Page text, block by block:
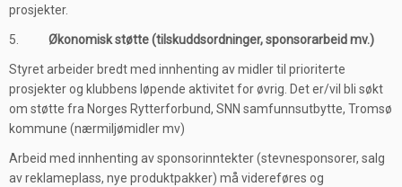
prosjekter.
5. Økonomisk støtte (tilskuddsordninger, sponsorarbeid mv.)
Styret arbeider bredt med innhenting av midler til prioriterte
prosjekter og klubbens løpende aktivitet for øvrig. Det er/vil bli søkt
om støtte fra Norges Rytterforbund, SNN samfunnsutbytte, Tromsø
kommune (nærmiljømidler mv)
Arbeid med innhenting av sponsorinntekter (stevnesponsorer, salg
av reklameplass, nye produktpakker) må videreføres og